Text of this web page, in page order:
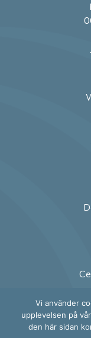
Vi använder
upplevelsen på
den här sidan